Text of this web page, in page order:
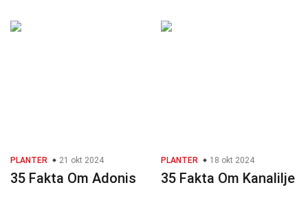
PLANTER 21 okt 2024
35 Fakta Om Adonis
PLANTER 18 okt 2024
35 Fakta Om Kanalilje